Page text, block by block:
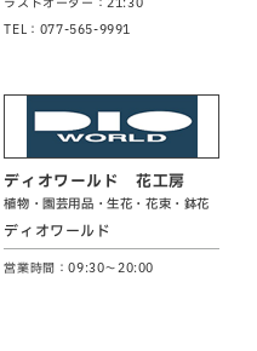
TEL：077-565-9991
ディオワールド 花工房
植物・園芸用品・生花・花束・鉢花
ディオワールド
営業時間：09:30～20:00